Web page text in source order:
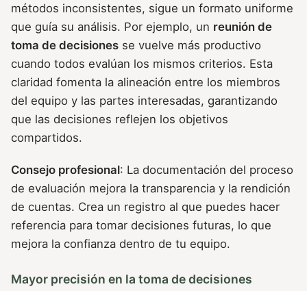
métodos inconsistentes, sigue un formato uniforme
que guía su análisis. Por ejemplo, un reunión de
toma de decisiones se vuelve más productivo
cuando todos evalúan los mismos criterios. Esta
claridad fomenta la alineación entre los miembros
del equipo y las partes interesadas, garantizando
que las decisiones reflejen los objetivos
compartidos.
Consejo profesional: La documentación del proceso
de evaluación mejora la transparencia y la rendición
de cuentas. Crea un registro al que puedes hacer
referencia para tomar decisiones futuras, lo que
mejora la confianza dentro de tu equipo.
Mayor precisión en la toma de decisiones